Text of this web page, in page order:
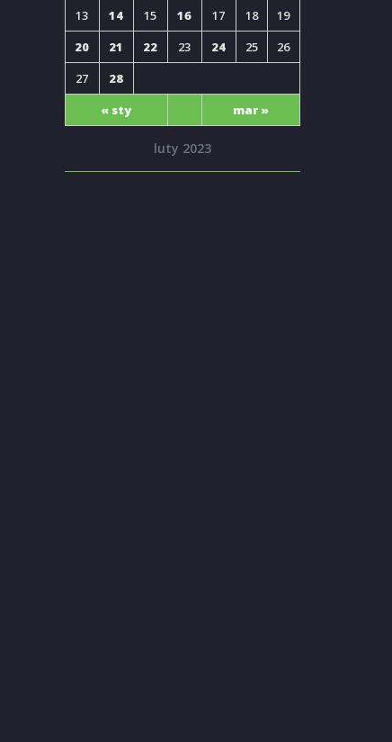
luty 2023
« sty mar »
13
14 15 16 17 18
19
20
21 22 23 24 25
26
27
28